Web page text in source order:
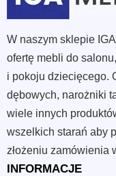
W naszym sklepie
ofertę mebli do
i pokoju dziecięcego.
dębowych, narożniki
wiele innych
wszelkich starań aby
złożeniu zamówienia
INFORMACJE